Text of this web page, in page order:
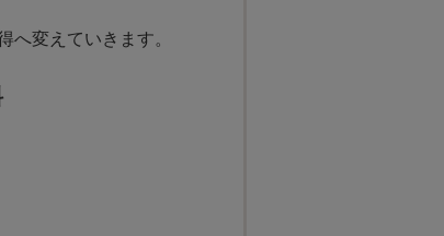
変えていきます。